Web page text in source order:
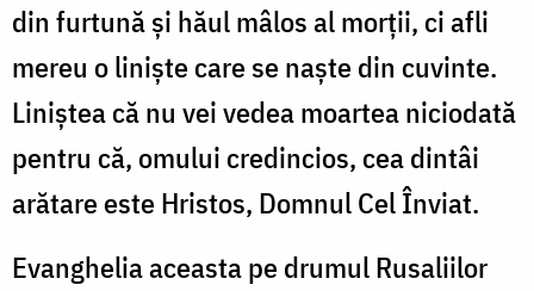
din furtună și hăul mâlos al morții, ci afli
mereu o liniște care se naște din cuvinte.
Liniștea că nu vei vedea moartea niciodată
pentru că, omului credincios, cea dintâi
arătare este Hristos, Domnul Cel Înviat.
Evanghelia aceasta pe drumul Rusaliilor